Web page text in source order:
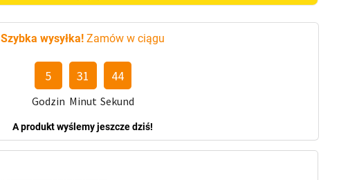
Szybka wysyłka! Zamów w ciągu
5
Godzin
31
Minut
42
Sekund
A produkt wyślemy jeszcze dziś!